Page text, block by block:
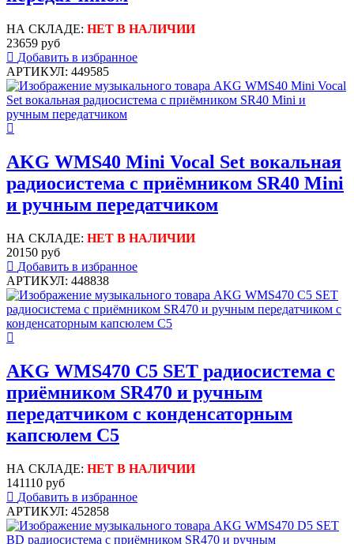
НА СКЛАДЕ: НЕТ В НАЛИЧИИ
23659 руб
Добавить в избранное
АРТИКУЛ: 449585
AKG WMS40 Mini Vocal Set вокальная
радиосистема с приёмником SR40 Mini
и ручным передатчиком
НА СКЛАДЕ: НЕТ В НАЛИЧИИ
20150 руб
Добавить в избранное
АРТИКУЛ: 448838
AKG WMS470 C5 SET радиосистема с
приёмником SR470 и ручным
передатчиком с конденсаторным
капсюлем C5
НА СКЛАДЕ: НЕТ В НАЛИЧИИ
141110 руб
Добавить в избранное
АРТИКУЛ: 452858